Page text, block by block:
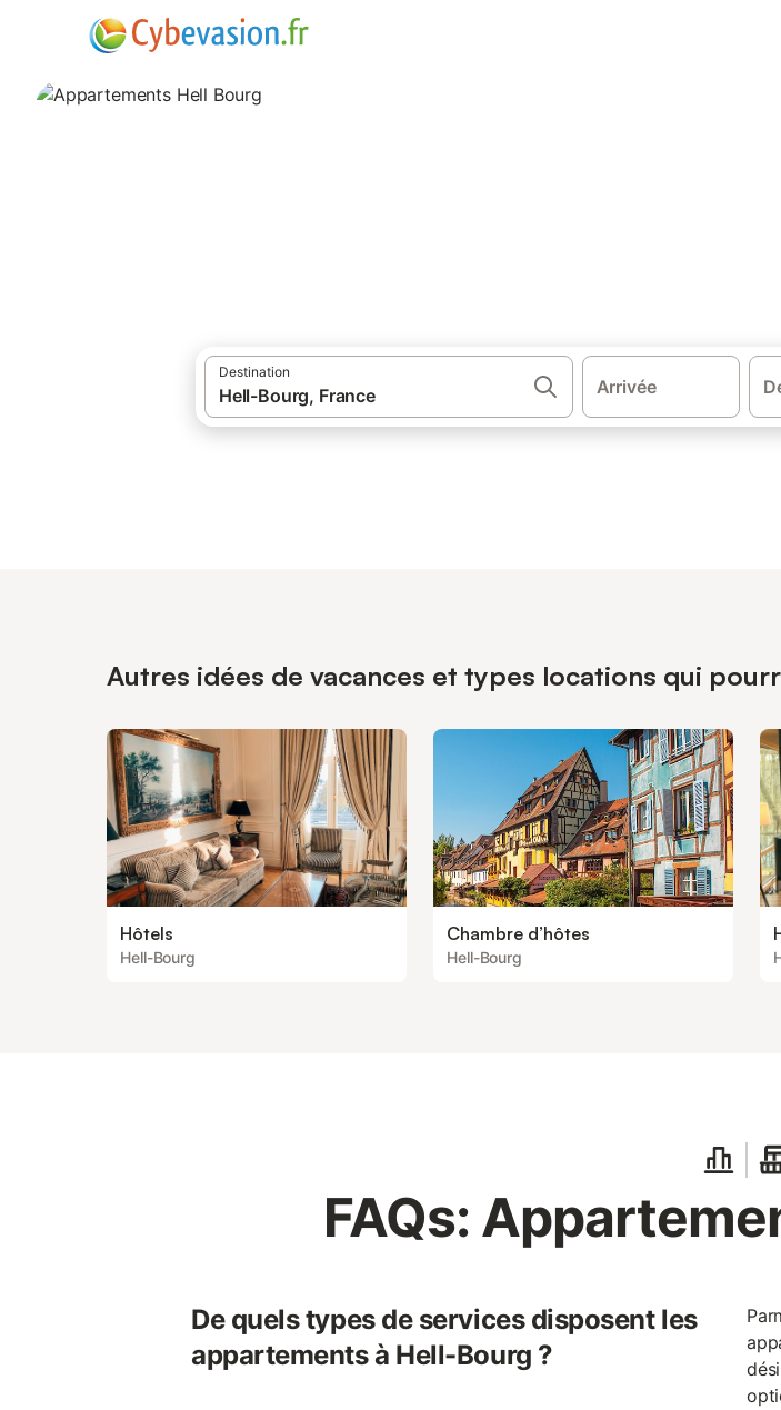
Destination
Arrivée
Autres idées de vacances et types locations qui
Hôtels
Hell-Bourg
Chambre d’hôtes
Hell-Bourg
FAQs:
De quels types de services disposent les
appartements à Hell-Bourg ?